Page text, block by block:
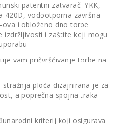
patentni zatvarači YKK,
420D, vodootporna završna
ova i obloženo dno torbe
izdržljivosti i zaštite koji mogu
vam pričvršćivanje torbe na
ploča dizajnirana je za
a poprečna spojna traka
kriterij koji osigurava